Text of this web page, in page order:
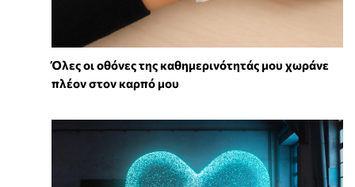
Όλες οι οθόνες της καθημερινότητάς μου χωράνε
πλέον στον καρπό μου